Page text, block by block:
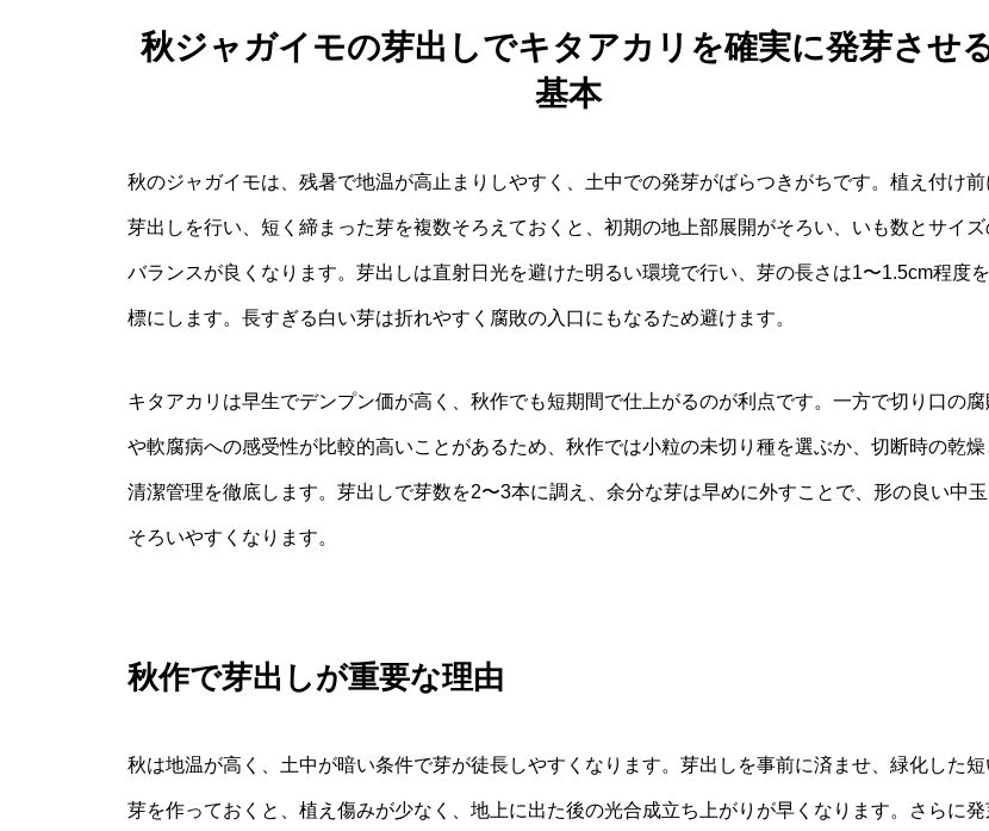
秋ジャガイモの芽出しでキタアカリを確実に発芽させ
基本
秋のジャガイモは、残暑で地温が高止まりしやすく、土中での発芽がばらつきがちです。植え付け前
芽出しを行い、短く締まった芽を複数そろえておくと、初期の地上部展開がそろい、いも数とサイズ
バランスが良くなります。芽出しは直射日光を避けた明るい環境で行い、芽の長さは1〜1.5cm程度を
標にします。長すぎる白い芽は折れやすく腐敗の入口にもなるため避けます。
キタアカリは早生でデンプン価が高く、秋作でも短期間で仕上がるのが利点です。一方で切り口の腐
や軟腐病への感受性が比較的高いことがあるため、秋作では小粒の未切り種を選ぶか、切断時の乾燥
清潔管理を徹底します。芽出しで芽数を2〜3本に調え、余分な芽は早めに外すことで、形の良い中
そろいやすくなります。
秋作で芽出しが重要な理由
秋は地温が高く、土中が暗い条件で芽が徒長しやすくなります。芽出しを事前に済ませ、緑化した短
芽を作っておくと、植え傷みが少なく、地上に出た後の光合成立ち上がりが早くなります。さらに発